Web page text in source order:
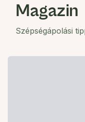
Magazin
Szépségápolási